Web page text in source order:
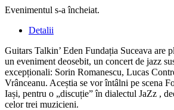
Evenimentul s-a încheiat.
Detalii
Guitars Talkin’ Eden Fundația Suceava are
un eveniment deosebit, un concert de jazz
excepționali: Sorin Romanescu, Lucas
Vrânceanu. Aceștia se vor întâlni pe scena
Iași, pentru o „discuție” în dialectul JaZz ,
celor trei muzicieni.